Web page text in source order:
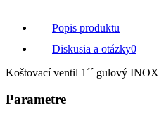
Popis produktu
Diskusia a otázky0
Koštovací ventil 1´´ gulový INOX
Parametre